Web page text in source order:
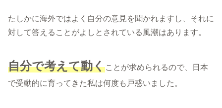
たしかに海外ではよく自分の意見を聞かれますし、それに
対して答えることがよしとされている風潮はあります。
自分で考えて動くことが求められるので、日本
で受動的に育ってきた私は何度も戸惑いました。